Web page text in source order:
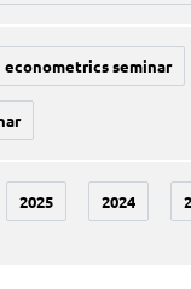
econometrics seminar
2025 2024